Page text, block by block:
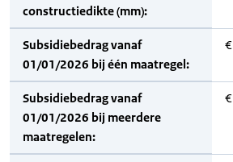
constructiedikte (mm):
Subsidiebedrag vanaf
01/01/2026 bij één maatregel:
Subsidiebedrag vanaf
01/01/2026 bij meerdere
maatregelen: